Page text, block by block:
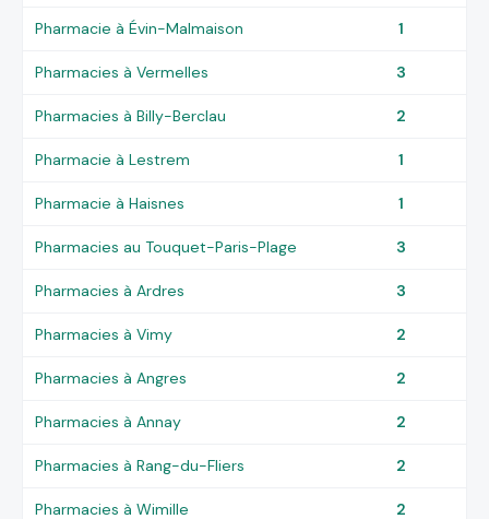
Pharmacie à Évin-Malmaison 1
Pharmacies à Vermelles 3
Pharmacies à Billy-Berclau 2
Pharmacie à Lestrem 1
Pharmacie à Haisnes 1
Pharmacies au Touquet-Paris-Plage 3
Pharmacies à Ardres 3
Pharmacies à Vimy 2
Pharmacies à Angres 2
Pharmacies à Annay 2
Pharmacies à Rang-du-Fliers 2
Pharmacies à Wimille 2